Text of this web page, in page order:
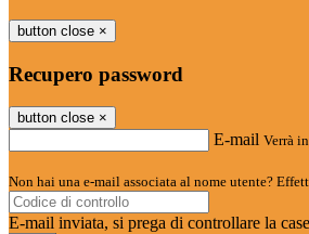
button close ×
Recupero password
button close ×
E-mail Verrà
Non hai una e-mail associata al nome utente?
E-mail inviata, si prega di controllare la